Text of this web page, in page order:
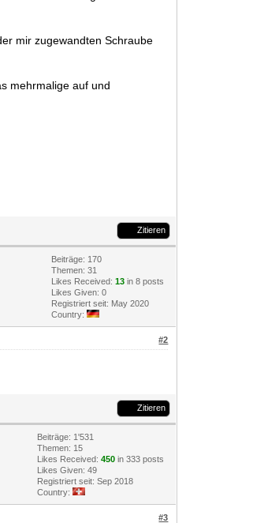
mir zugewandten Schraube
mehrmalige auf und
Zitieren
Beiträge: 170
Themen: 31
Likes Received:13 in 8 posts
Likes Given: 0
Registriert seit: May 2020
Country:
#2
Zitieren
Beiträge: 1'531
Themen: 15
Likes Received:450 in 333 posts
Likes Given: 49
Registriert seit: Sep 2018
Country:
#3